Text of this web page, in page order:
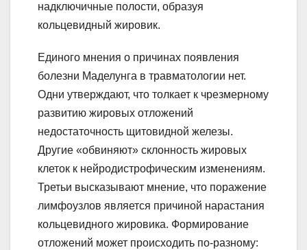
надключичные полости, образуя
кольцевидный жировик.
Единого мнения о причинах появления
болезни Маделунга в травматологии нет.
Одни утверждают, что толкает к чрезмерному
развитию жировых отложений
недостаточность щитовидной железы.
Другие «обвиняют» склонность жировых
клеток к нейродистрофическим изменениям.
Третьи высказывают мнение, что поражение
лимфоузлов является причиной нарастания
кольцевидного жировика. Формирование
отложений может происходить по-разному: